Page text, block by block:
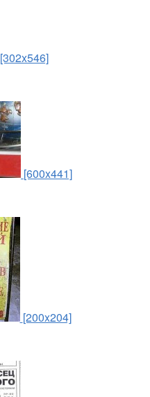
[302x546]
[600x441]
[200x204]